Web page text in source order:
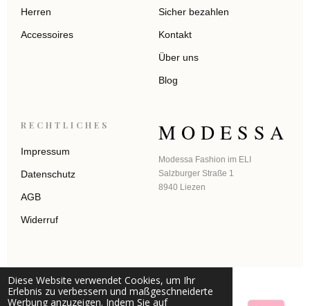
Diese Website verwendet Cookies, um Ihr
Erlebnis zu verbessern und maßgeschneiderte
Werbung anzuzeigen. Indem Sie auf
Herren
Accessoires
Sicher bezahlen
Kontakt
Über uns
Blog
RECHTLICHES
Impressum
Datenschutz
AGB
Widerruf
MODESSA
Modessa Fashion im ELI
Salzburger Straße 1
8940 Liezen